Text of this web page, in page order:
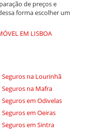
de preços e
forma escolher um
EM LISBOA
Seguros na Lourinhã
Seguros na Mafra
Seguros em Odivelas
Seguros em Oeiras
Seguros em Sintra
o